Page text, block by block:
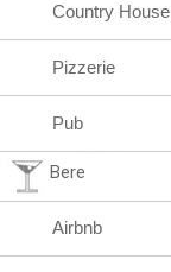
Country House
Pizzerie
Pub
Bere
Airbnb